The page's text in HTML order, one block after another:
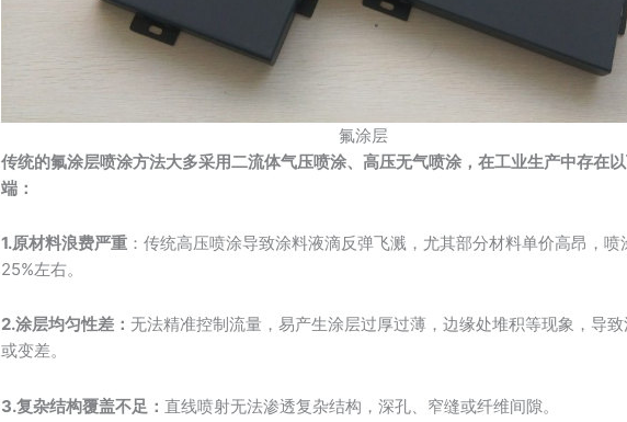
氟涂层
传统的氟涂层喷涂方法大多采用二流体气压喷涂、高压无气喷涂，在工业生产中存在
端：
1.原材料浪费严重 ：传统高压喷涂导致涂料液滴反弹飞溅，尤其部分材料单价高昂，喷
25%左右。
2.涂层均匀性差： 无法精准控制流量，易产生涂层过厚过薄，边缘处堆积等现象，导
或变差。
3.复杂结构覆盖不足： 直线喷射无法渗透复杂结构，深孔、窄缝或纤维间隙。